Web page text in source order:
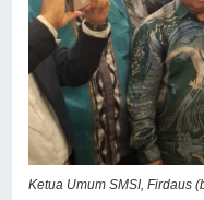
Ketua Umum SMSI, Firdaus